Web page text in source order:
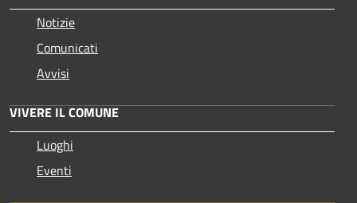
Notizie
Comunicati
Avvisi
VIVERE IL COMUNE
Luoghi
Eventi